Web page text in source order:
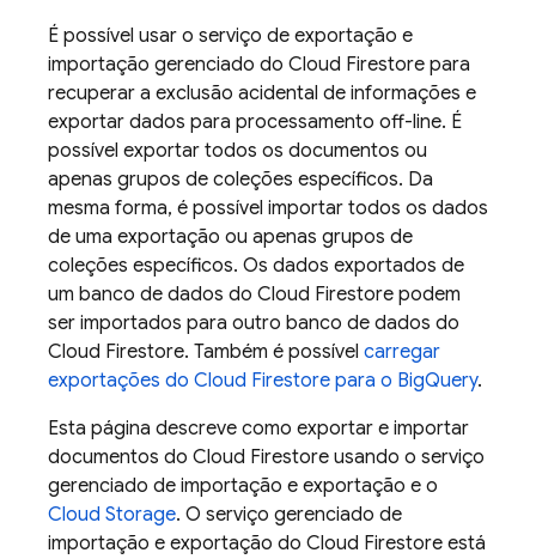
É possível usar o serviço de exportação e
importação gerenciado do Cloud Firestore para
recuperar a exclusão acidental de informações e
exportar dados para processamento off-line. É
possível exportar todos os documentos ou
apenas grupos de coleções específicos. Da
mesma forma, é possível importar todos os dados
de uma exportação ou apenas grupos de
coleções específicos. Os dados exportados de
um banco de dados do Cloud Firestore podem
ser importados para outro banco de dados do
Cloud Firestore. Também é possível carregar
exportações do Cloud Firestore para o BigQuery.
Esta página descreve como exportar e importar
documentos do Cloud Firestore usando o serviço
gerenciado de importação e exportação e o
Cloud Storage. O serviço gerenciado de
importação e exportação do Cloud Firestore está